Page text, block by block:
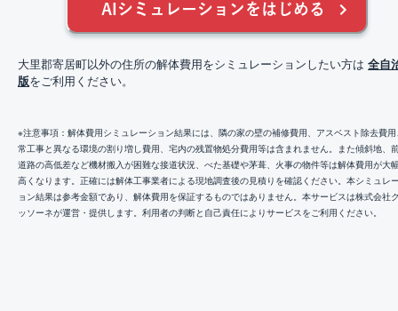
AIシミュレーションをはじめる
大里郡寄居町以外の住所の解体費用をシミュレーションしたい方は 全自
版をご利用ください。
※注意事項： 解体費用シミュレーション結果には、隣の家の壁の補修費用、アスベスト除去費
常工事と異なる環境の割り増し費用、宅内の残置物処分費用等は含まれません。また傾斜地、
道路の高低差など機材搬入が困難な接道状況、べた基礎や茅葺、火事の物件等は解体費用が大
高くなります。正確には解体工事業者による現地調査後の見積りを確認ください。本シミュレ
ョン結果は参考金額であり、解体費用を保証するものではありません。 本サービスは株式会社
ッソーネが運営・提供します。利用者の判断と自己責任によりサービスをご利用ください。